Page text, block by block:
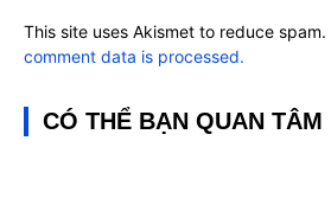
This site uses Akismet to reduce spam.
comment data is processed.
CÓ THỂ BẠN QUAN TÂM